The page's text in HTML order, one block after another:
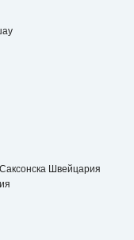
Швейцария